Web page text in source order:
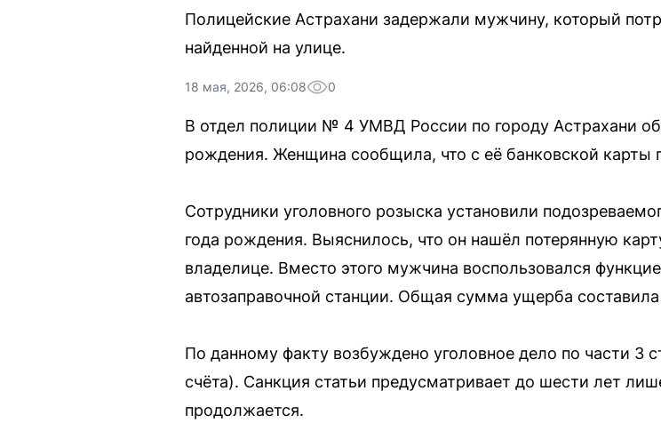
Полицейские Астрахани задержали мужчину, который
найденной на улице.
18 мая, 2026, 06:08 0
В отдел полиции № 4 УМВД России по городу Астрахани
рождения. Женщина сообщила, что с её банковской карты
Сотрудники уголовного розыска установили
года рождения. Выяснилось, что он нашёл потерянную
владелице. Вместо этого мужчина воспользовался
автозаправочной станции. Общая сумма ущерба
По данному факту возбуждено уголовное дело по части 3
счёта). Санкция статьи предусматривает до шести лет
продолжается.